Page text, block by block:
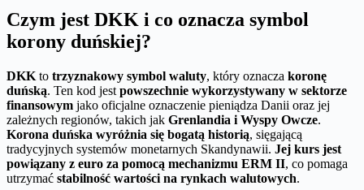
Czym jest DKK i co oznacza symbol
korony duńskiej?
DKK to trzyznakowy symbol waluty, który oznacza koronę
duńską. Ten kod jest powszechnie wykorzystywany w sektorze
finansowym jako oficjalne oznaczenie pieniądza Danii oraz jej
zależnych regionów, takich jak Grenlandia i Wyspy Owcze.
Korona duńska wyróżnia się bogatą historią, sięgającą
tradycyjnych systemów monetarnych Skandynawii. Jej kurs jest
powiązany z euro za pomocą mechanizmu ERM II, co pomaga
utrzymać stabilność wartości na rynkach walutowych.